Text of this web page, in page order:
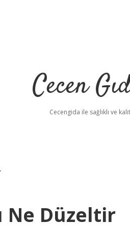
Cecen
Cecengida ile sağlıklı ve
Ne Düzeltir